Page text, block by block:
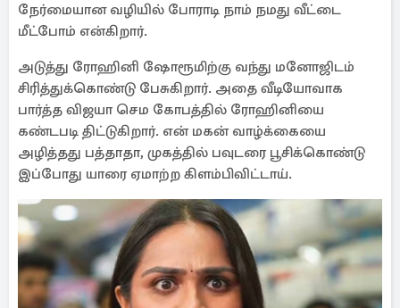
நேர்மையான வழியில் போராடி நாம் நமது வீட்டை
மீட்போம் என்கிறார்.
அடுத்து ரோஹினி ஷோரூமிற்கு வந்து மனோஜிடம்
சிரித்துக்கொண்டு பேசுகிறார். அதை வீடியோவாக
பார்த்த விஜயா செம கோபத்தில் ரோஹினியை
கண்டபடி திட்டுகிறார். என் மகன் வாழ்க்கையை
அழித்தது பத்தாதா, முகத்தில் பவுடரை பூசிக்கொண்டு
இப்போது யாரை ஏமாற்ற கிளம்பிவிட்டாய்.